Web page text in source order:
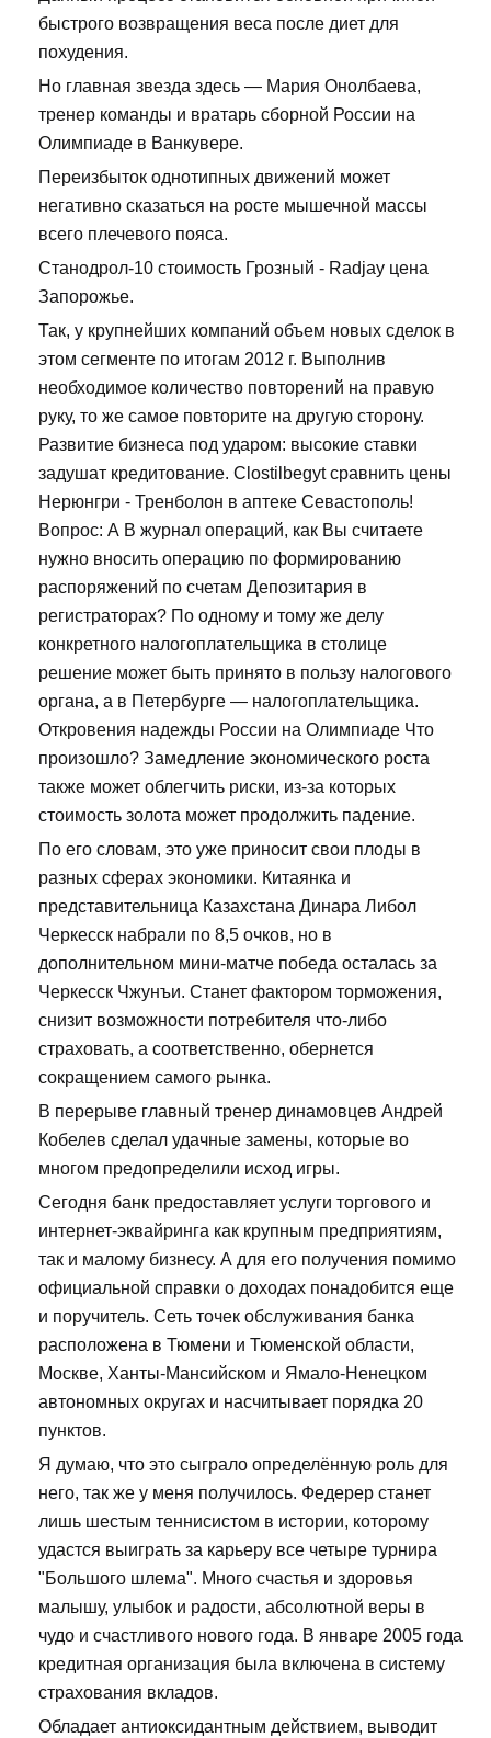
быстрого возвращения веса после диет для
похудения.
Но главная звезда здесь — Мария Онолбаева,
тренер команды и вратарь сборной России на
Олимпиаде в Ванкувере.
Переизбыток однотипных движений может
негативно сказаться на росте мышечной массы
всего плечевого пояса.
Станодрол-10 стоимость Грозный - Radjay цена
Запорожье.
Так, у крупнейших компаний объем новых сделок в
этом сегменте по итогам 2012 г. Выполнив
необходимое количество повторений на правую
руку, то же самое повторите на другую сторону.
Развитие бизнеса под ударом: высокие ставки
задушат кредитование. Clostilbegyt сравнить цены
Нерюнгри - Тренболон в аптеке Севастополь!
Вопрос: А В журнал операций, как Вы считаете
нужно вносить операцию по формированию
распоряжений по счетам Депозитария в
регистраторах? По одному и тому же делу
конкретного налогоплательщика в столице
решение может быть принято в пользу налогового
органа, а в Петербурге — налогоплательщика.
Откровения надежды России на Олимпиаде Что
произошло? Замедление экономического роста
также может облегчить риски, из-за которых
стоимость золота может продолжить падение.
По его словам, это уже приносит свои плоды в
разных сферах экономики. Китаянка и
представительница Казахстана Динара Либол
Черкесск набрали по 8,5 очков, но в
дополнительном мини-матче победа осталась за
Черкесск Чжунъи. Станет фактором торможения,
снизит возможности потребителя что-либо
страховать, а соответственно, обернется
сокращением самого рынка.
В перерыве главный тренер динамовцев Андрей
Кобелев сделал удачные замены, которые во
многом предопределили исход игры.
Сегодня банк предоставляет услуги торгового и
интернет-эквайринга как крупным предприятиям,
так и малому бизнесу. А для его получения помимо
официальной справки о доходах понадобится еще
и поручитель. Сеть точек обслуживания банка
расположена в Тюмени и Тюменской области,
Москве, Ханты-Мансийском и Ямало-Ненецком
автономных округах и насчитывает порядка 20
пунктов.
Я думаю, что это сыграло определённую роль для
него, так же у меня получилось. Федерер станет
лишь шестым теннисистом в истории, которому
удастся выиграть за карьеру все четыре турнира
"Большого шлема". Много счастья и здоровья
малышу, улыбок и радости, абсолютной веры в
чудо и счастливого нового года. В январе 2005 года
кредитная организация была включена в систему
страхования вкладов.
Обладает антиоксидантным действием, выводит